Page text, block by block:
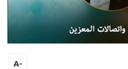
-
A